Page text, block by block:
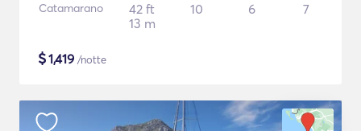
Catamarano
42 ft
13 m
10 6 7
$1,419 /notte